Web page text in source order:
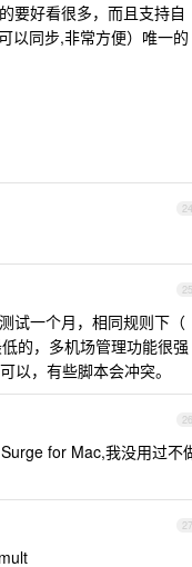
要好看很多，而且支持自
以同步,非常方便）唯一的
24
25
试一个月，相同规则下（
的，多机场管理功能很强
以，有些脚本会冲突。
26
for Mac,我没用过不
27